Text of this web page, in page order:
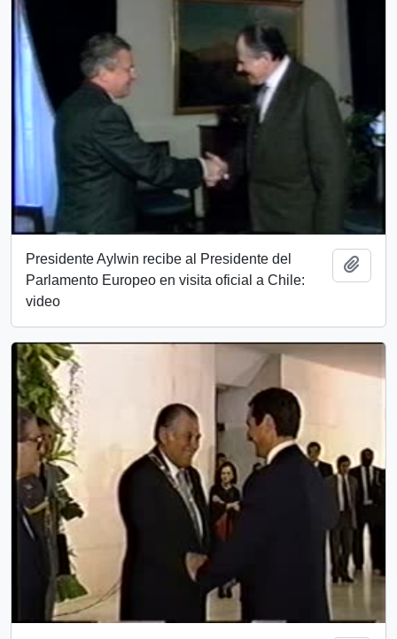
Presidente Aylwin recibe al Presidente del
Parlamento Europeo en visita oficial a Chile:
video